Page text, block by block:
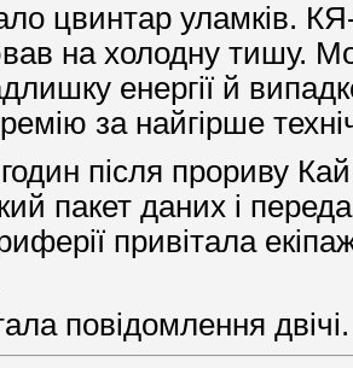
цвинтар уламків.
на холодну тишу.
енергії й
за найгірше
після прориву
пакет даних і
привітала
повідомлення